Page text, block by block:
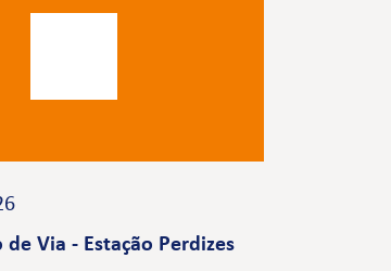
Via - Estação Perdizes